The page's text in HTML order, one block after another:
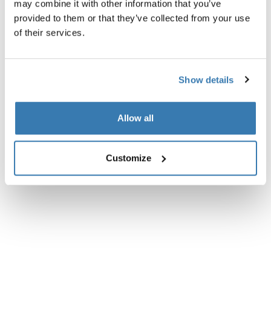
may combine it with other information that you’ve
provided to them or that they’ve collected from your use
of their services.
Show details
Allow all
Customize
Toggle overview
Descripción del producto
Todas las características